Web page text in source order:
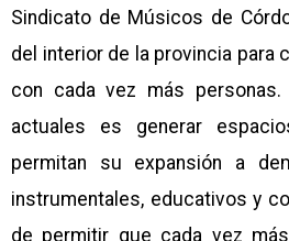
Sindicato de Músicos de
del interior de la provincia para
con cada vez más
actuales es generar
permitan su expansión a
instrumentales, educativos y
de permitir que cada vez